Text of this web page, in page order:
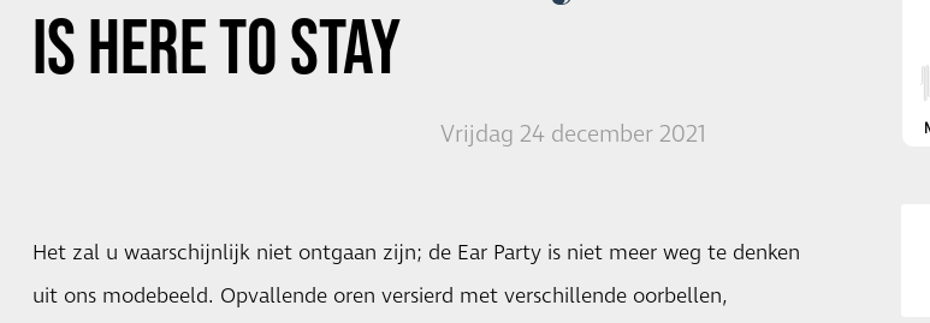
IS HERE TO STAY
Vrijdag 24 december 2021
Het zal u waarschijnlijk niet ontgaan zijn; de Ear Party is niet meer weg te denken
uit ons modebeeld. Opvallende oren versierd met verschillende oorbellen,